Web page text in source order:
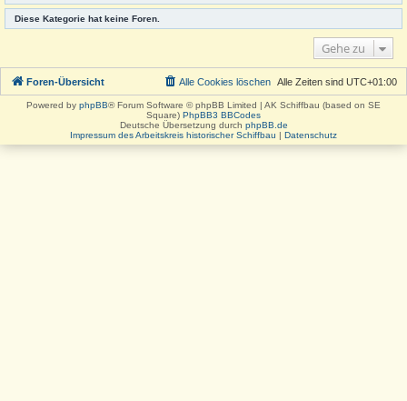
Diese Kategorie hat keine Foren.
Gehe zu
Foren-Übersicht Alle Zeiten sind UTC+01:00
Alle Cookies löschen
Powered by phpBB® Forum Software © phpBB Limited | AK Schiffbau (based on SE
Square) PhpBB3 BBCodes
Deutsche Übersetzung durch phpBB.de
Impressum des Arbeitskreis historischer Schiffbau | Datenschutz